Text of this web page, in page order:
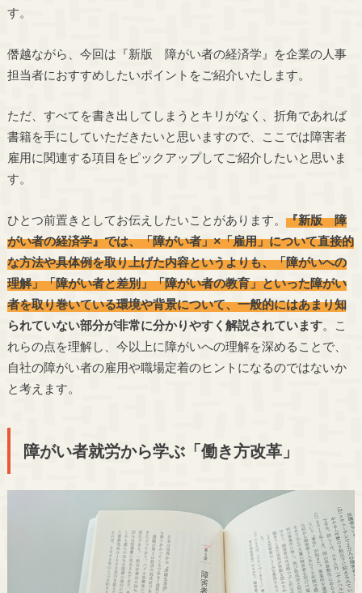
す。
僭越ながら、今回は『新版 障がい者の経済学』を企業の人事
担当者におすすめしたいポイントをご紹介いたします。
ただ、すべてを書き出してしまうとキリがなく、折角であれば
書籍を手にしていただきたいと思いますので、ここでは障害者
雇用に関連する項目をピックアップしてご紹介したいと思いま
す。
ひとつ前置きとしてお伝えしたいことがあります。 『新版 障
がい者の経済学』では、「障がい者」×「雇用」について直接的
な方法や具体例を取り上げた内容というよりも、「障がいへの
理解」「障がい者と差別」「障がい者の教育」といった障がい
者を取り巻いている環境や背景について、一般的にはあまり知
られていない部分が非常に分かりやすく解説されています。こ
れらの点を理解し、今以上に障がいへの理解を深めることで、
自社の障がい者の雇用や職場定着のヒントになるのではないか
と考えます。
障がい者就労から学ぶ「働き方改革」